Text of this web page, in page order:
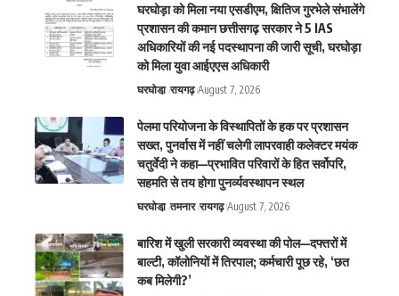
घरघोड़ा को मिला नया एसडीएम, क्षितिज गुरभेले संभालेंगे
प्रशासन की कमान छत्तीसगढ़ सरकार ने 5 IAS
अधिकारियों की नई पदस्थापना की जारी सूची, घरघोड़ा
को मिला युवा आईएएस अधिकारी
घरघोडा़ रायगढ़ August 7, 2026
पेलमा परियोजना के विस्थापितों के हक पर प्रशासन
सख्त, पुनर्वास में नहीं चलेगी लापरवाही कलेक्टर मयंक
चतुर्वेदी ने कहा—प्रभावित परिवारों के हित सर्वोपरि,
सहमति से तय होगा पुनर्व्यवस्थापन स्थल
घरघोडा़ तमनार रायगढ़ August 7, 2026
बारिश में खुली सरकारी व्यवस्था की पोल—दफ्तरों में
बाल्टी, कॉलोनियों में तिरपाल; कर्मचारी पूछ रहे, ‘छत
कब मिलेगी?’